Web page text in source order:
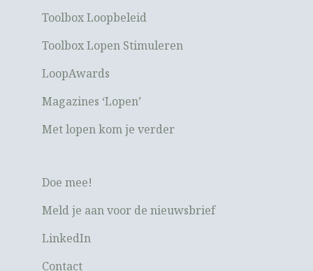
Toolbox Loopbeleid
Toolbox Lopen Stimuleren
LoopAwards
Magazines ‘Lopen’
Met lopen kom je verder
Doe mee!
Meld je aan voor de nieuwsbrief
LinkedIn
Contact